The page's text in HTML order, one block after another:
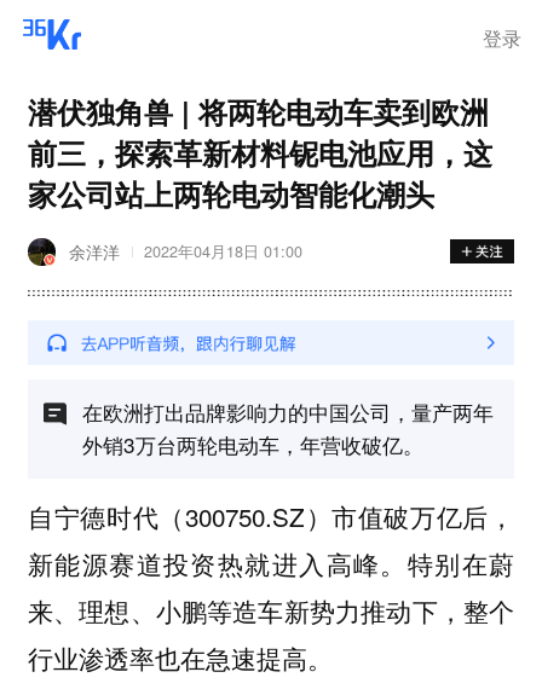
登录
潜伏独角兽 | 将两轮电动车卖到欧洲
前三，探索革新材料铌电池应用，这
家公司站上两轮电动智能化潮头
余洋洋 2022年04月18日 01:00
在欧洲打出品牌影响力的中国公司，量产两年
外销3万台两轮电动车，年营收破亿。
自宁德时代（300750.SZ）市值破万亿后，
新能源赛道投资热就进入高峰。特别在蔚
来、理想、小鹏等造车新势力推动下，整个
行业渗透率也在急速提高。